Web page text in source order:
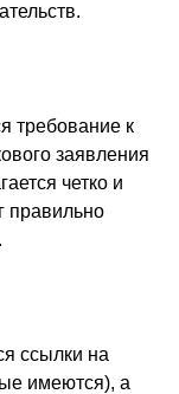
требование к
заявления
четко и
правильно
ссылки на
имеются), а